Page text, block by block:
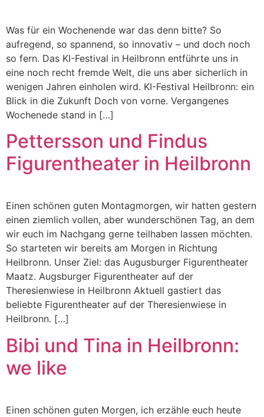
Was für ein Wochenende war das denn bitte? So
aufregend, so spannend, so innovativ – und doch noch
so fern. Das KI-Festival in Heilbronn entführte uns in
eine noch recht fremde Welt, die uns aber sicherlich in
wenigen Jahren einholen wird. KI-Festival Heilbronn: ein
Blick in die Zukunft Doch von vorne. Vergangenes
Wochenede stand in […]
Pettersson und Findus
Figurentheater in Heilbronn
Einen schönen guten Montagmorgen, wir hatten gestern
einen ziemlich vollen, aber wunderschönen Tag, an dem
wir euch im Nachgang gerne teilhaben lassen möchten.
So starteten wir bereits am Morgen in Richtung
Heilbronn. Unser Ziel: das Augusburger Figurentheater
Maatz. Augsburger Figurentheater auf der
Theresienwiese in Heilbronn Aktuell gastiert das
beliebte Figurentheater auf der Theresienwiese in
Heilbronn. […]
Bibi und Tina in Heilbronn:
we like
Einen schönen guten Morgen, ich erzähle euch heute